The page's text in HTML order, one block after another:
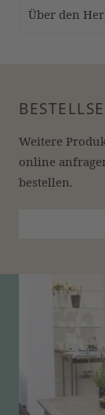
Über den
Weitere
online
bestellen.